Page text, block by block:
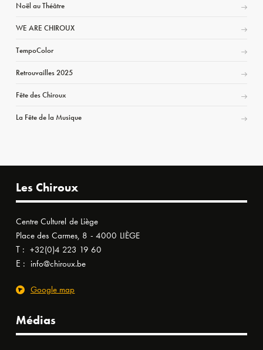
Noël au Théâtre
WE ARE CHIROUX
TempoColor
Retrouvailles 2025
Fête des Chiroux
La Fête de la Musique
Les Chiroux
Centre Culturel de Liège
Place des Carmes, 8 - 4000 LIÈGE
T : +32(0)4 223 19 60
E : info@chiroux.be
Google map
Médias